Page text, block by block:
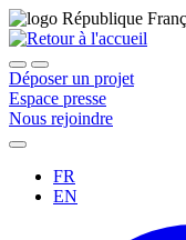
Déposer un projet
Espace presse
Nous rejoindre
FR
EN